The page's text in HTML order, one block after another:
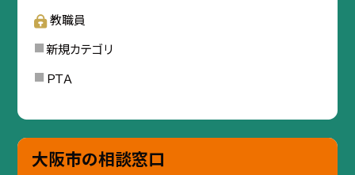
教職員
新規カテゴリ
ＰＴＡ
大阪市の相談窓口